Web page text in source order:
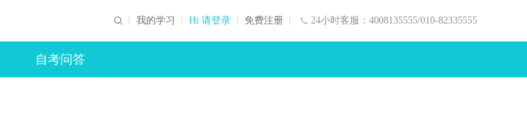
24小时客服：4008135555/010-82335555
我的学习 Hi 请登录 免费注册
自考问答